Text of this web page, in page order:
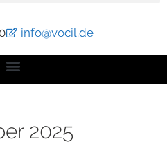
info@vocil.de
2025